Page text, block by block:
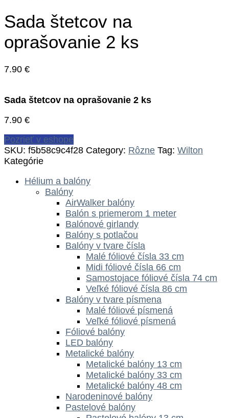
Sada štetcov na
oprašovanie 2 ks
7.90 €
Sada štetcov na oprašovanie 2 ks
7.90 €
Pozrieť v eshope
SKU: f5b58c9c4f28 Category: Rôzne Tag: Wilton
Kategórie
Hélium a balóny
Balóny
AirWalker balóny
Balón s priemerom 1 meter
Balónové girlandy
Balóny s potlačou
Balóny v tvare čísla
Malé fóliové čísla 33 cm
Midi fóliové čísla 66 cm
Samostojace fóliové čísla 74 cm
Veľké fóliové čísla 86 cm
Balóny v tvare písmena
Malé fóliové písmená
Veľké fóliové písmená
Fóliové balóny
LED balóny
Metalické balóny
Metalické balóny 13 cm
Metalické balóny 33 cm
Metalické balóny 48 cm
Narodeninové balóny
Pastelové balóny